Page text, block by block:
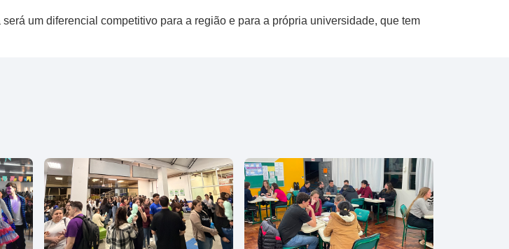
um diferencial competitivo para a região e para a própria universidade, que tem